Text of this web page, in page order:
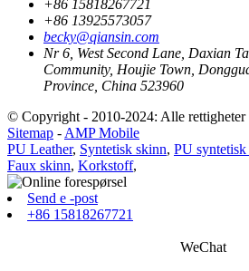
+86 15818267721
+86 13925573057
becky@qiansin.com
Nr 6, West Second Lane, Daxian
Community, Houjie Town,
Province, China 523960
© Copyright - 2010-2024: Alle rettigheter
Sitemap - AMP Mobile
PU Leather, Syntetisk skinn, PU syntetisk
Faux skinn, Korkstoff,
Send e -post
+86 15818267721
WeChat